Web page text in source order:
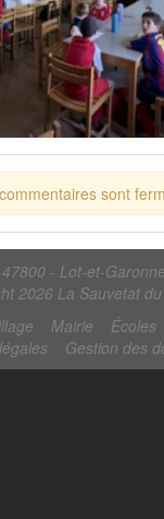
sont
- Lot-et-
2026 La Sauvetat
Mairie Écoles
Gestion des